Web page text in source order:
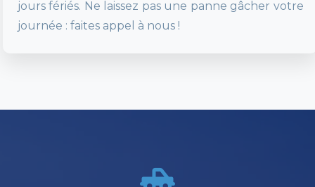
jours fériés. Ne laissez pas une panne gâcher votre
journée : faites appel à nous !